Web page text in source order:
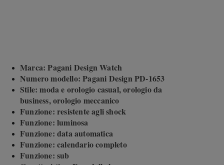
Marca: Pagani Design Watch
Numero modello: Pagani Design PD-1653
Stile: moda e orologio casual, orologio da
business, orologio meccanico
Funzione: resistente agli shock
Funzione: luminosa
Funzione: data automatica
Funzione: calendario completo
Funzione: sub